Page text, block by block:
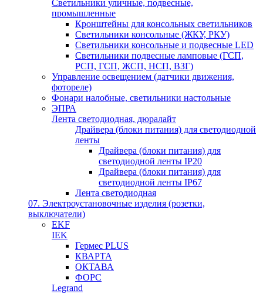
Светильники уличные, подвесные,
промышленные
Кронштейны для консольных светильников
Светильники консольные (ЖКУ, РКУ)
Светильники консольные и подвесные LED
Светильники подвесные ламповые (ГСП,
РСП, ГСП, ЖСП, НСП, ВЗГ)
Управление освещением (датчики движения,
фотореле)
Фонари налобные, светильники настольные
ЭПРА
Лента светодиодная, дюралайт
Драйвера (блоки питания) для светодиодной
ленты
Драйвера (блоки питания) для
светодиодной ленты IP20
Драйвера (блоки питания) для
светодиодной ленты IP67
Лента светодиодная
07. Электроустановочные изделия (розетки,
выключатели)
EKF
IEK
Гермес PLUS
КВАРТА
ОКТАВА
ФОРС
Legrand